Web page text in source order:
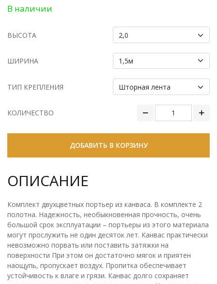
В наличии
ВЫСОТА
ШИРИНА
ТИП КРЕПЛЕНИЯ
КОЛИЧЕСТВО
ДОБАВИТЬ В КОРЗИНУ
ОПИСАНИЕ
Комплект двухцветных портьер из канваса. В комплекте 2
полотна. Надежность, необыкновенная прочность, очень
большой срок эксплуатации – портьеры из этого материала
могут прослужить не один десяток лет. Канвас практически
невозможно порвать или поставить затяжки на
поверхности При этом он достаточно мягок и приятен
наощупь, пропускает воздух. Пропитка обеспечивает
устойчивость к влаге и грязи. Канвас долго сохраняет